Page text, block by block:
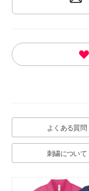
よくある質問
刺繍について